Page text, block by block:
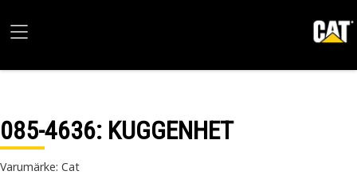
085-4636: KUGGENHET
Varumärke: Cat